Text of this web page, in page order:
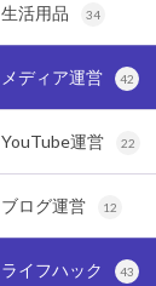
生活用品 34
メディア運営 42
YouTube運営 22
ブログ運営 12
ライフハック 43